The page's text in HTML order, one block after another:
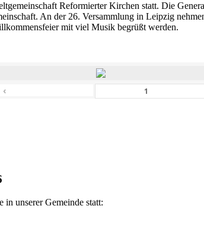
Reformierter Kirchen statt. Die
An der 26. Versammlung in Leipzig
mit viel Musik begrüßt werden.
‹
unserer Gemeinde statt: